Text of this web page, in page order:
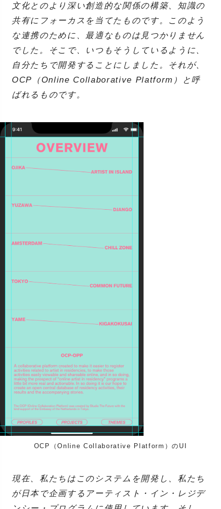
文化とのより深い創造的な関係の構築、知識の
共有にフォーカスを当てたものです。このよう
な連携のために、最適なものは見つかりません
でした。そこで、いつもそうしているように、
自分たちで開発することにしました。それが、
OCP（Online Collaborative Platform）と呼
ばれるものです。
OCP（Online Collaborative Platform）のUI
現在、私たちはこのシステムを開発し、私たち
が日本で企画するアーティスト・イン・レジデ